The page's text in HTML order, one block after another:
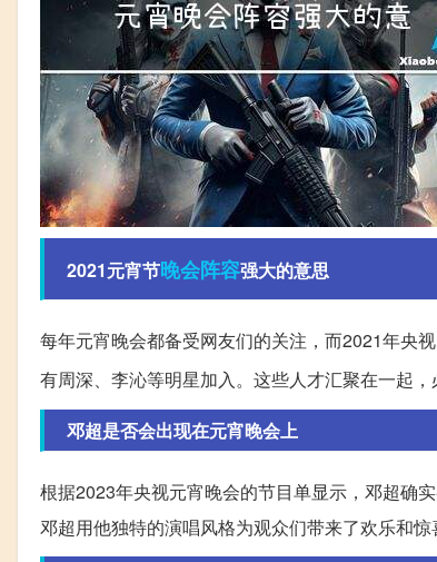
2021元宵节晚会阵容强大的意思
每年元宵晚会都备受网友们的关注，而2021年央
有周深、李沁等明星加入。这些人才汇聚在一起
邓超是否会出现在元宵晚会上
根据2023年央视元宵晚会的节目单显示，邓超确
邓超用他独特的演唱风格为观众们带来了欢乐和惊